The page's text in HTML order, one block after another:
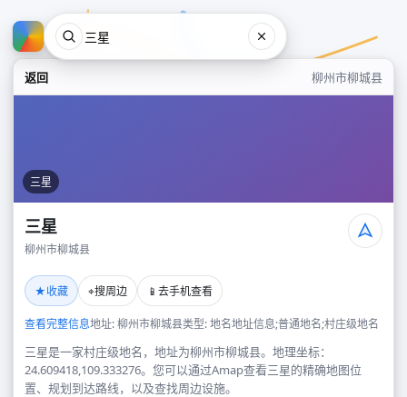
返回 柳州市柳城县
三星
三星
柳州市柳城县
★收藏 ⌖搜周边 📱 去手机查看
查看完整信息地址: 柳州市柳城县类型: 地名地址信息;普通地名;村庄级地名
三星是一家村庄级地名，地址为柳州市柳城县。地理坐标：
24.609418,109.333276。您可以通过Amap查看三星的精确地图位
置、规划到达路线，以及查找周边设施。